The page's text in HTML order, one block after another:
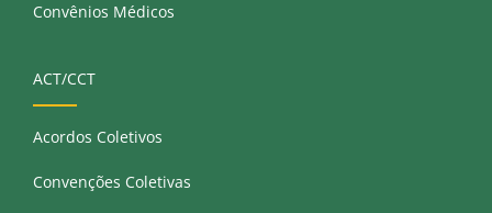
Convênios Médicos
ACT/CCT
Acordos Coletivos
Convenções Coletivas